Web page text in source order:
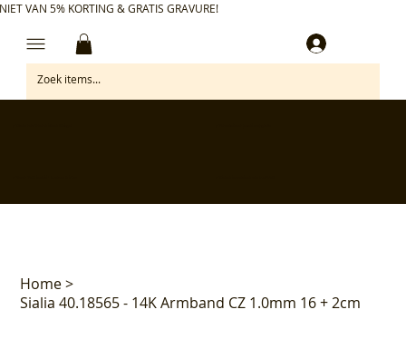
VAN 5% KORTING & GRATIS GRAVURE!
Home>
Sialia 40.18565 - 14K Armband CZ 1.0mm 16 + 2cm